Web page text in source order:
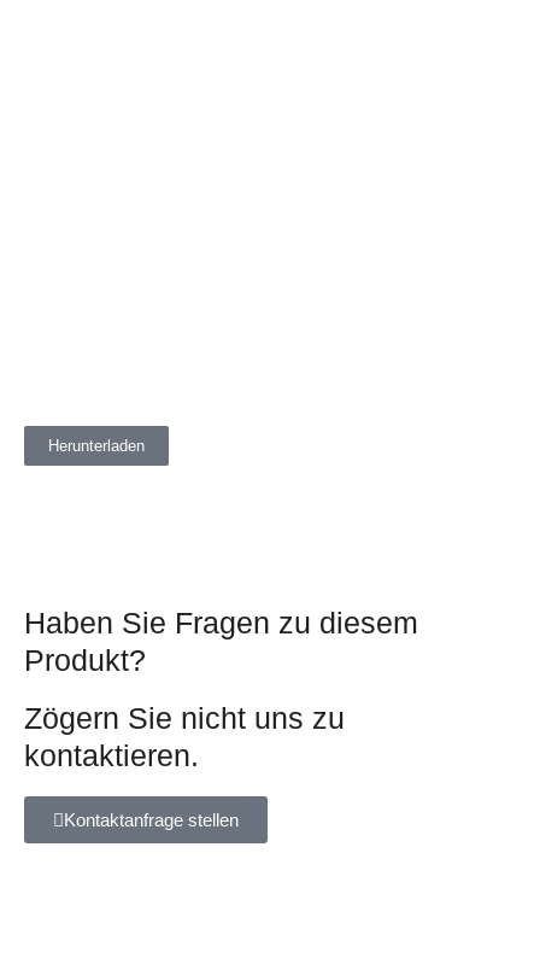
Herunterladen
Haben Sie Fragen zu diesem
Produkt?
Zögern Sie nicht uns zu
kontaktieren.
Kontaktanfrage stellen